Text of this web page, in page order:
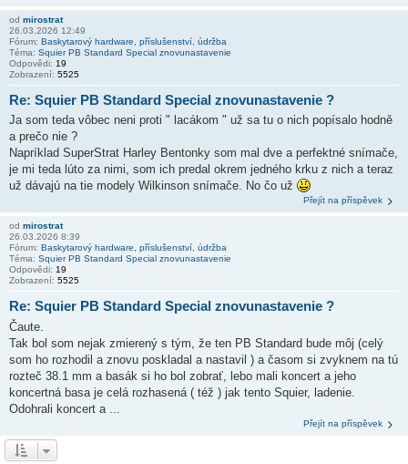
od mirostrat
26.03.2026 12:49
Fórum: Baskytarový hardware, příslušenství, údržba
Téma: Squier PB Standard Special znovunastavenie
Odpovědi: 19
Zobrazení: 5525
Re: Squier PB Standard Special znovunastavenie ?
Ja som teda vôbec neni proti " lacákom " už sa tu o nich popísalo hodně
a prečo nie ?
Napríklad SuperStrat Harley Bentonky som mal dve a perfektné snímače,
je mi teda lúto za nimi, som ich predal okrem jedného krku z nich a teraz
už dávajú na tie modely Wilkinson snímače. No čo už
Přejít na příspěvek
od mirostrat
26.03.2026 8:39
Fórum: Baskytarový hardware, příslušenství, údržba
Téma: Squier PB Standard Special znovunastavenie
Odpovědi: 19
Zobrazení: 5525
Re: Squier PB Standard Special znovunastavenie ?
Čaute.
Tak bol som nejak zmierený s tým, že ten PB Standard bude môj (celý
som ho rozhodil a znovu poskladal a nastavil ) a časom si zvyknem na tú
rozteč 38.1 mm a basák si ho bol zobrať, lebo mali koncert a jeho
koncertná basa je celá rozhasená ( též ) jak tento Squier, ladenie.
Odohrali koncert a ...
Přejít na příspěvek